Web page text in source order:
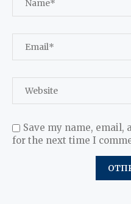
Save my name, email,
for the next time I